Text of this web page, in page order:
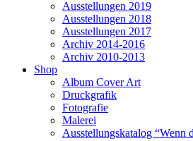
Ausstellungen 2019
Ausstellungen 2018
Ausstellungen 2017
Archiv 2014-2016
Archiv 2010-2013
Shop
Album Cover Art
Druckgrafik
Fotografie
Malerei
Ausstellungskatalog “Wenn